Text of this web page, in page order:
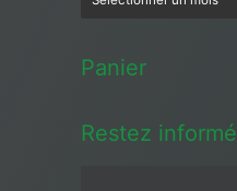
Panier
Restez informé